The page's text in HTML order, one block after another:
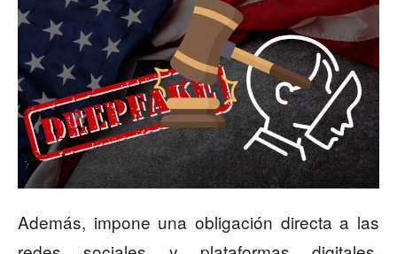
Además, impone una obligación directa a las